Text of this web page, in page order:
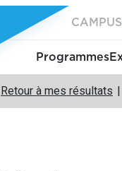
CAMPUS
Programmes
Retour à mes résultats